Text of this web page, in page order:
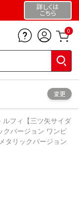
詳しくは
こちら
0
変更
ルフィ【三ツ矢サイダ
クバージョン ワンピ
タリックバージョン